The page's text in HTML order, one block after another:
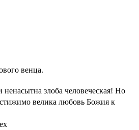
венца.
ненасытна злоба человеческая! Но
велика любовь Божия к